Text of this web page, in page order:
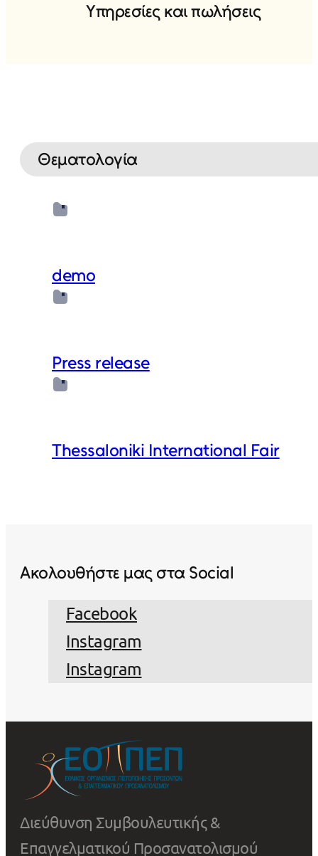
Υπηρεσίες καιπωλήσεις
Θεματολογία
demo
Press release
Thessaloniki International Fair
Ακολουθήστε μας στα Social
Facebook
Instagram
Instagram
Διεύθυνση Συμβουλευτικής &
Επαγγελματικού Προσανατολισμού